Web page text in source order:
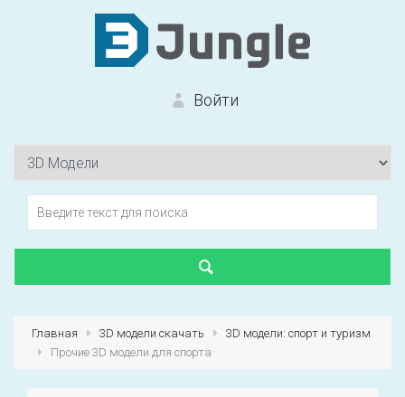
Войти
Зарегистрироваться
Главная 3D модели скачать
3D модели: спорт и туризм
Прочие 3D модели для спорта